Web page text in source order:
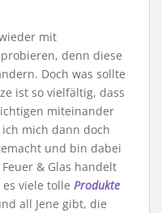
mit
denn diese
Doch was sollte
ist so vielfältig, dass
miteinander
mich dann doch
und bin dabei
& Glas handelt
viele tolle Produkte
all Jene gibt, die